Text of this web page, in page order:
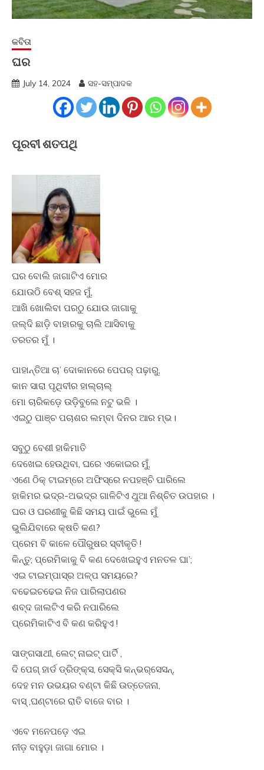
କବିତା
ଘର
July 14, 2024 ସହ-ସମ୍ପାଦକ
ପୂରବୀ ଶତପଥି
ଘର ବୋଲି ଜାଗାଟିଏ ମୋର
ଯୋଉଠି ବେଶ୍‌ ସହଜ ମୁଁ,
ଆଖି ଖୋଲିବା ପରଠୁ ଯୋଉ ଜାଗାକୁ
ଜଲ୍‌ଦି ଛାଡ଼ି ବାହାରକୁ ଚାଲି ଆସିବାକୁ
ତରତର ମୁଁ ।
ପାହାନ୍ତିଆ ଚା’ ଦୋକାନରେ ପେପର୍‌ ପଢ଼ାରୁ,
କାନ ସାରା ପୃଥିବୀର ହାଲ୍‌ଚାଲ୍‌
ମୋ ଚାରିକଡ଼େ ଉଡ଼ିବୁଲେ ନଟୁ ଭଳି ।
ଏଇଠୁ ପାଞ୍ଚ ପଚାଶର ଲମ୍ବା ଦିନର ଆର ମ୍ଭ।
ସବୁଠୁ ବେଶୀ ହାକିମାତି
ଦେଖେଇ ହେଉଥିବା, ଘରେ ଏକୋଇର ମୁଁ,
ଏଣେ ଠିକ୍‌ ଟାଇମ୍‌ରେ ଅଫିସ୍‌ରେ ନପହଞ୍ଚି ପାରିଲେ
ହାକିମର ଭଦ୍ର-ଅଭଦ୍ର ଗାଳିଟିଏ ଥୁଆ ନିଶ୍ଚିତ ଉପହାର ।
ଘର ଓ ଘରଣୀକୁ କିଛି ସମୟ ପାଇଁ ଭୁଲେ ମୁଁ
ଭୁଲିଯିବାରେ କ୍ଷତି କଣ?
ପ୍ରେମ ବି କାଳେ ପୌରୁଷର ସ୍ବୀକୃତି !
କିନ୍ତୁ; ପ୍ରେମିକାକୁ ବି କଣ ଦେଖେଇହୁଏ ମନତଳ ଘା’;
ଏଇ ଟାଇମ୍‌ପାସ୍‌ର ଅଳ୍ପ ସମୟରେ?
ବଢେଇଚଢେଇ ନିଜ ପାରିଲାପଣର
ଶବ୍ଦ ଜାଲଟିଏ କରି ନପାରିଲେ
ପ୍ରେମିକାଟିଏ ବି କଣ କରିହୁଏ !
ସାଙ୍ଗସାଥୀ, ଲେଟ୍‌ ନାଇଟ୍‌ ପାର୍ଟି ,
ଦି ପେଗ୍‌ ହାର୍ଡ ଡ୍ରିଙ୍କ୍‌ସ, ସେକ୍ସି କନ୍‌ଭର୍‌ସେସନ୍‌,
ଦେହ ମନ ଉଭୟର ବଣ୍ଟା କିଛି ଉତ୍ତେଜନା,
ବାସ୍‌ ,ଘଣ୍ଟାରେ ରାତି ବାଜେ ବାର ।
ଏବେ ମନେପଡ଼େ ଏଇ
ନୀଡ଼ ବାହୁଡ଼ା ଜାଗା ମୋର ।